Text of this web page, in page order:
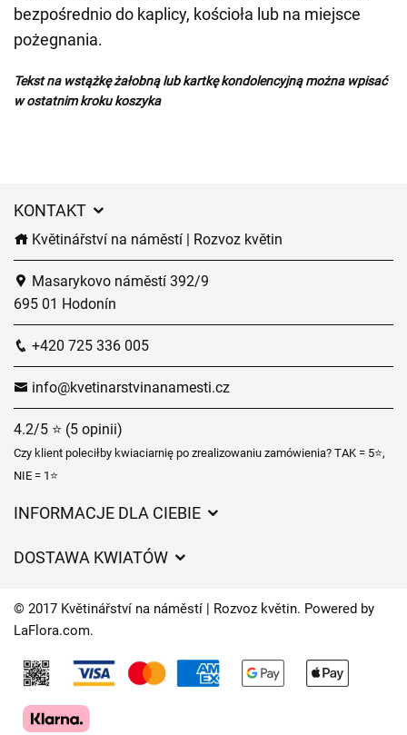
bezpośrednio do kaplicy, kościoła lub na miejsce
pożegnania.
Tekst na wstążkę żałobną lub kartkę kondolencyjną można wpisać
w ostatnim kroku koszyka
KONTAKT
Květinářství na náměstí | Rozvoz květin
Masarykovo náměstí 392/9
695 01 Hodonín
+420 725 336 005
info@kvetinarstvinanamesti.cz
4.2/5 ⭐ (5 opinii)
Czy klient poleciłby kwiaciarnię po zrealizowaniu zamówienia? TAK = 5⭐,
NIE = 1⭐
INFORMACJE DLA CIEBIE
Czasy dostawy kwiatów – przegląd możliwości
DOSTAWA KWIATÓW
Gdzie dostarczamy kwiaty
Kontakt
© 2017 Květinářství na náměstí | Rozvoz květin. Powered by
LaFlora.com.